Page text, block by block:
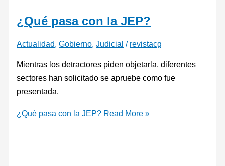
¿Qué pasa con la JEP?
Actualidad,Gobierno,Judicial / revistacg
Mientras los detractores piden objetarla, diferentes
sectores han solicitado se apruebe como fue
presentada.
¿Qué pasa con la JEP? Read More »